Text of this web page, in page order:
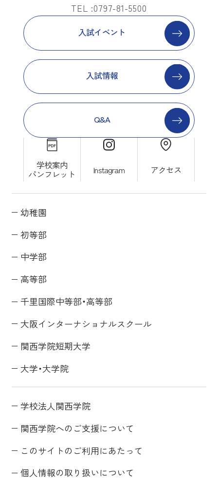
TEL :0797-81-5500
入試イベント
入試情報
Q&A
学校案内
パンフレット Instagram アクセス
幼稚園
初等部
中学部
高等部
千里国際中等部・高等部
大阪インターナショナルスクール
関西学院短期大学
大学・大学院
学校法人関西学院
関西学院へのご支援について
このサイトのご利用にあたって
個人情報の取り扱いについて